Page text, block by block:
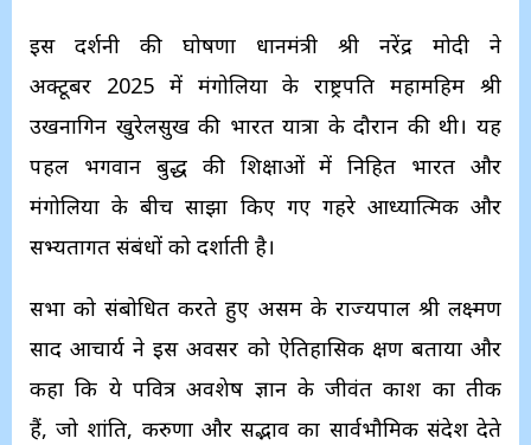
इस प्रदर्शनी की घोषणा प्रधानमंत्री श्री नरेंद्र मोदी ने
अक्टूबर 2025 में मंगोलिया के राष्ट्रपति महामहिम श्री
उखनागिन खुरेलसुख की भारत यात्रा के दौरान की थी। यह
पहल भगवान बुद्ध की शिक्षाओं में निहित भारत और
मंगोलिया के बीच साझा किए गए गहरे आध्यात्मिक और
सभ्यतागत संबंधों को दर्शाती है।
सभा को संबोधित करते हुए असम के राज्यपाल श्री लक्ष्मण
प्रसाद आचार्य ने इस अवसर को ऐतिहासिक क्षण बताया और
कहा कि ये पवित्र अवशेष ज्ञान के जीवंत प्रकाश का प्रतीक
हैं, जो शांति, करुणा और सद्भाव का सार्वभौमिक संदेश देते